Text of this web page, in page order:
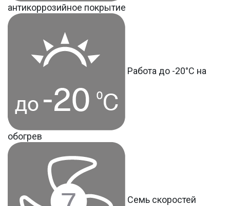
антикоррозийное покрытие
Работа до -20°С на
обогрев
Семь скоростей